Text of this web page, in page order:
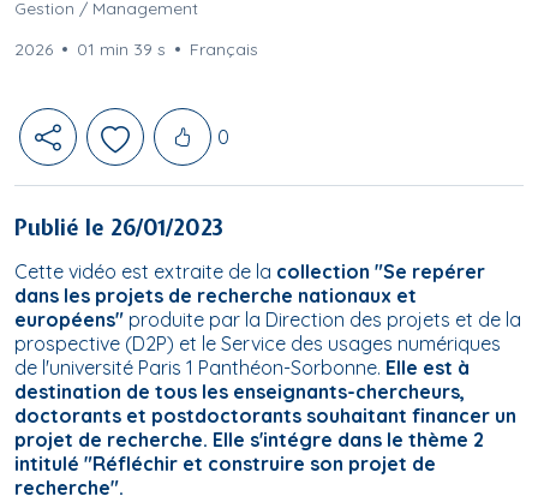
Gestion / Management
2026
01 min 39 s Français
Likes
0
Publié le 26/01/2023
Cette vidéo est extraite de la collection "Se repérer
dans les projets de recherche nationaux et
européens" produite par la Direction des projets et de la
prospective (D2P) et le Service des usages numériques
de l'université Paris 1 Panthéon-Sorbonne. Elle est à
destination de tous les enseignants-chercheurs,
doctorants et postdoctorants souhaitant financer un
projet de recherche. Elle s'intégre dans le thème 2
intitulé "Réfléchir et construire son projet de
recherche".